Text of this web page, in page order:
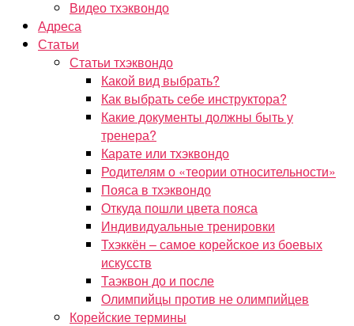
Видео тхэквондо
Адреса
Статьи
Статьи тхэквондо
Какой вид выбрать?
Как выбрать себе инструктора?
Какие документы должны быть у
тренера?
Карате или тхэквондо
Родителям о «теории относительности»
Пояса в тхэквондо
Откуда пошли цвета пояса
Индивидуальные тренировки
Тхэккён – самое корейское из боевых
искусств
Таэквон до и после
Олимпийцы против не олимпийцев
Корейские термины